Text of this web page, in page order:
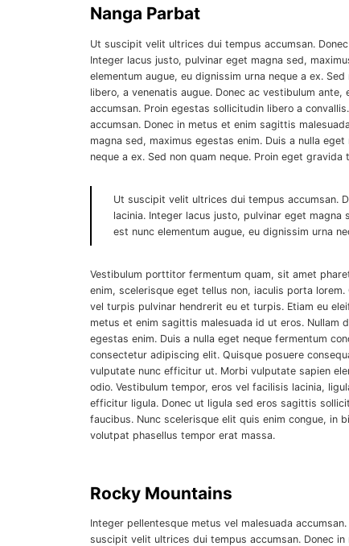
Nanga Parbat
Ut suscipit velit ultrices dui tempus accumsan.
Integer lacus justo, pulvinar eget magna sed,
elementum augue, eu dignissim urna neque a ex.
libero, a venenatis augue. Donec ac vestibulum
accumsan. Proin egestas sollicitudin libero a
accumsan. Donec in metus et enim sagittis
magna sed, maximus egestas enim. Duis a nulla
neque a ex. Sed non quam neque. Proin eget gravida
Ut suscipit velit ultrices dui tempus accumsan.
lacinia. Integer lacus justo, pulvinar eget magna
est nunc elementum augue, eu dignissim urna
Vestibulum porttitor fermentum quam, sit amet
enim, scelerisque eget tellus non, iaculis porta
vel turpis pulvinar hendrerit eu et turpis. Etiam eu
metus et enim sagittis malesuada id ut eros. Nullam
egestas enim. Duis a nulla eget neque fermentum
consectetur adipiscing elit. Quisque posuere
vulputate nunc efficitur ut. Morbi vulputate sapien
odio. Vestibulum tempor, eros vel facilisis lacinia,
efficitur ligula. Donec ut ligula sed eros sagittis
faucibus. Nunc scelerisque elit quis enim congue, in
volutpat phasellus tempor erat massa.
Rocky Mountains
Integer pellentesque metus vel malesuada
suscipit velit ultrices dui tempus accumsan. Donec